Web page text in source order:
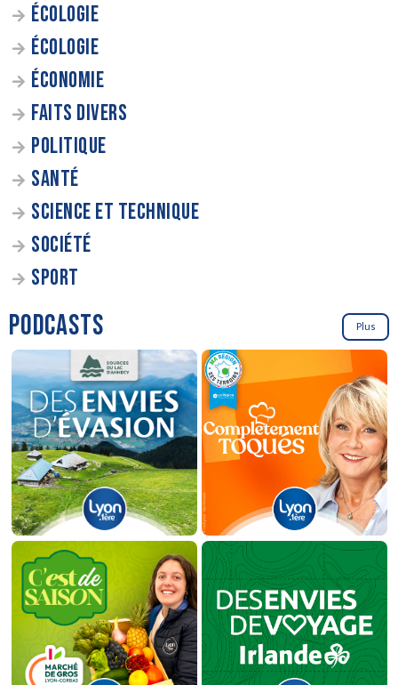
ÉCOLOGIE
ÉCOLOGIE
ÉCONOMIE
FAITS DIVERS
POLITIQUE
SANTÉ
SCIENCE ET TECHNIQUE
SOCIÉTÉ
SPORT
PODCASTS Plus